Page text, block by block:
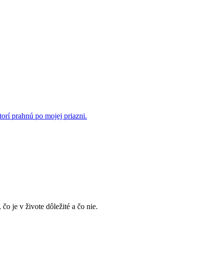
prahnú po mojej priazni.
čo je v živote dôležité a čo nie.